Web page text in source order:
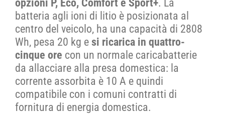
opzioni P, Eco, Comfort e Sport+. La
batteria agli ioni di litio è posizionata al
centro del veicolo, ha una capacità di 2808
Wh, pesa 20 kg e si ricarica in quattro-
cinque ore con un normale caricabatterie
da allacciare alla presa domestica: la
corrente assorbita è 10 A e quindi
compatibile con i comuni contratti di
fornitura di energia domestica.